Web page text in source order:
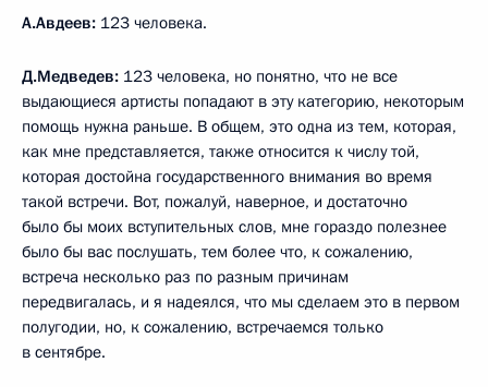
А.Авдеев: 123 человека.
Д.Медведев: 123 человека, но понятно, что не все
выдающиеся артисты попадают в эту категорию, некоторым
помощь нужна раньше. В общем, это одна из тем, которая,
как мне представляется, также относится к числу той,
которая достойна государственного внимания во время
такой встречи. Вот, пожалуй, наверное, и достаточно
было бы моих вступительных слов, мне гораздо полезнее
было бы вас послушать, тем более что, к сожалению,
встреча несколько раз по разным причинам
передвигалась, и я надеялся, что мы сделаем это в первом
полугодии, но, к сожалению, встречаемся только
в сентябре.